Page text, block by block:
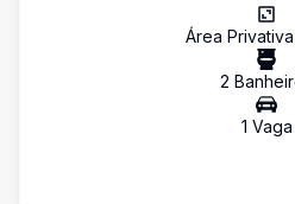
Área Privativa
2
1 Vaga